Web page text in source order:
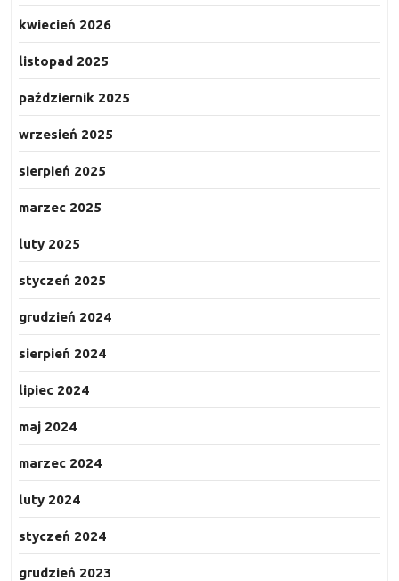
kwiecień 2026
listopad 2025
październik 2025
wrzesień 2025
sierpień 2025
marzec 2025
luty 2025
styczeń 2025
grudzień 2024
sierpień 2024
lipiec 2024
maj 2024
marzec 2024
luty 2024
styczeń 2024
grudzień 2023